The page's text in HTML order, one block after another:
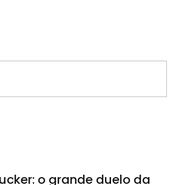
o grande duelo da